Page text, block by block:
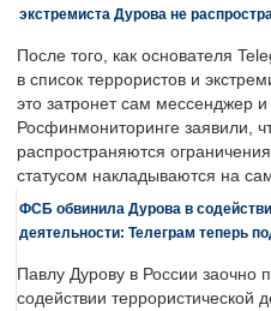
экстремиста Дурова не
После того, как основателя
в список террористов и
это затронет сам мессенджер
Росфинмониторинге заявили,
распространяются
статусом накладываются на
ФСБ обвинила Дурова в
деятельности: Телеграм теперь
Павлу Дурову в России заочно
содействии террористической